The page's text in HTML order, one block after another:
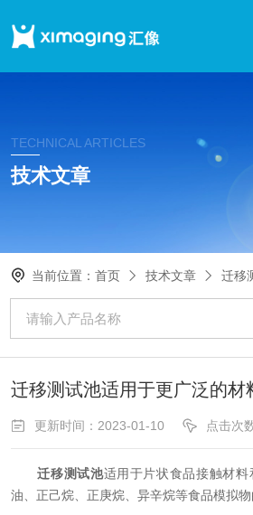
TECHNICAL ARTICLES
技术文章
当前位置：首页 技术文章 迁移测试
迁移测试池适用于更广泛的材
更新时间：2023-01-10 点击次
迁移测试池适用于片状食品接触材
油、正己烷、正庚烷、异辛烷等食品模拟物